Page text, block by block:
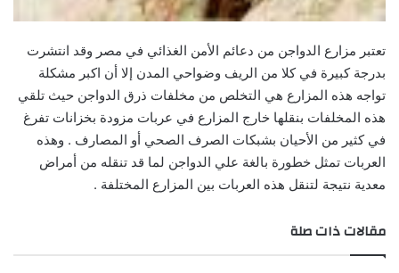
تعتبر مزارع الدواجن من دعائم الأمن الغذائي في مصر وقد انتشرت
بدرجة كبيرة في كلا من الريف وضواحي المدن إلا أن اكبر مشكلة
تواجه هذه المزارع هي التخلص من مخلفات ذرق الدواجن حيث تلقي
هذه المخلفات بنقلها خارج المزارع في عربات مزودة بخزانات تفرغ
في كثير من الأحيان بشبكات الصرف الصحي أو المصارف . وهذه
العربات تمثل خطورة بالغة علي الدواجن لما قد تنقله من أمراض
معدية نتيجة لتنقل هذه العربات بين المزارع المختلفة .
مقالات ذات صلة